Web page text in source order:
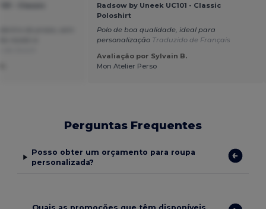
Radsow by Uneek UC101 - Classic
Poloshirt
Polo de boa qualidade, ideal para
personalização Traduzido de Français
Avaliação por Sylvain B.
Mon Atelier Perso
Perguntas Frequentes
Posso obter um orçamento para roupa
personalizada?